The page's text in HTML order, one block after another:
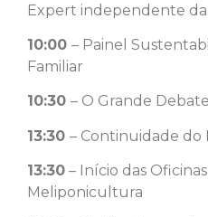
Expert independente da
10:00 – Painel
Familiar
10:30 – O Grande
13:30 – Continuidade
13:30 – Início das
Meliponicultura